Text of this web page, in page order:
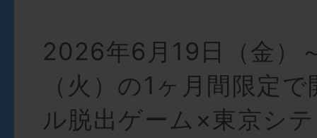
2026年6月19日（金）
（火）の1ヶ月間限定
ル脱出ゲーム×東京シ